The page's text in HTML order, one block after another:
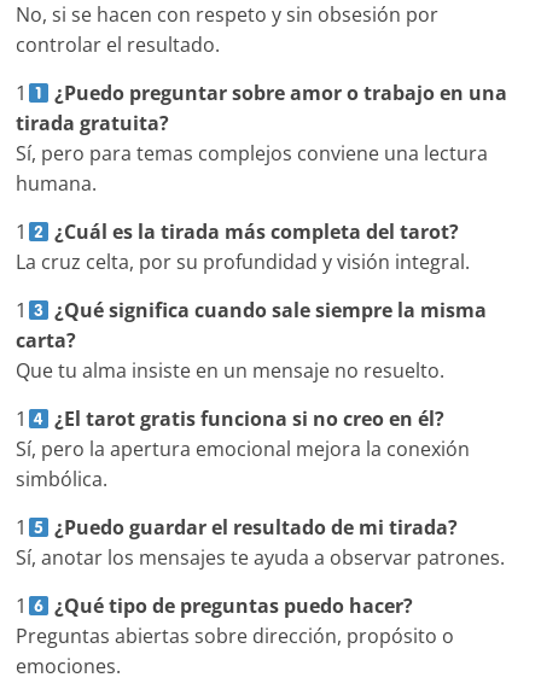
No, si se hacen con respeto y sin obsesión por
controlar el resultado.
1
¿Puedo preguntar sobre amor o trabajo en una
tirada gratuita?
Sí, pero para temas complejos conviene una lectura
humana.
1
¿Cuál es la tirada más completa del tarot?
La cruz celta, por su profundidad y visión integral.
1
¿Qué significa cuando sale siempre la misma
carta?
Que tu alma insiste en un mensaje no resuelto.
1
¿El tarot gratis funciona si no creo en él?
Sí, pero la apertura emocional mejora la conexión
simbólica.
1
¿Puedo guardar el resultado de mi tirada?
Sí, anotar los mensajes te ayuda a observar patrones.
1
¿Qué tipo de preguntas puedo hacer?
Preguntas abiertas sobre dirección, propósito o
emociones.